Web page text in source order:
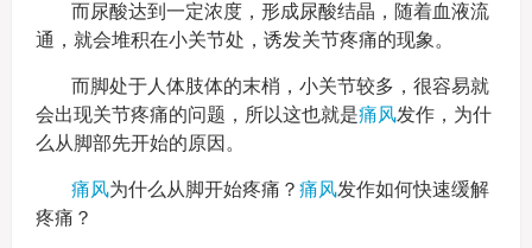
而尿酸达到一定浓度，形成尿酸结晶，随着血液流
通，就会堆积在小关节处，诱发关节疼痛的现象。
而脚处于人体肢体的末梢，小关节较多，很容易就
会出现关节疼痛的问题，所以这也就是痛风发作，为什
么从脚部先开始的原因。
痛风为什么从脚开始疼痛？ 痛风发作如何快速缓解
疼痛？